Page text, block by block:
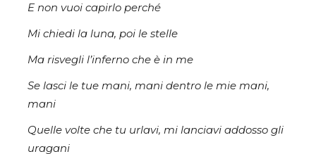
E non vuoi capirlo perché
Mi chiedi la luna, poi le stelle
Ma risvegli l’inferno che è in me
Se lasci le tue mani, mani dentro le mie mani,
mani
Quelle volte che tu urlavi, mi lanciavi addosso gli
uragani